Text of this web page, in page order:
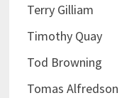
Terry Gilliam
Timothy Quay
Tod Browning
Tomas Alfredson